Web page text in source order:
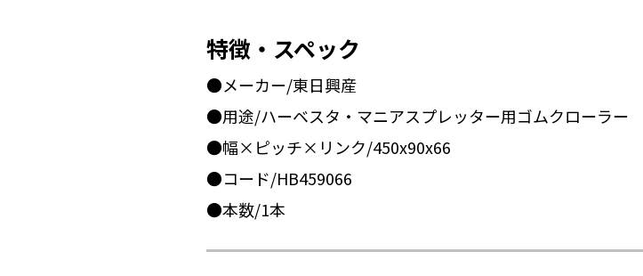
特徴・スペック
●メーカー/東日興産
●用途/ハーベスタ・マニアスプレッター用ゴムクローラー
●幅×ピッチ×リンク/450x90x66
●コード/HB459066
●本数/1本